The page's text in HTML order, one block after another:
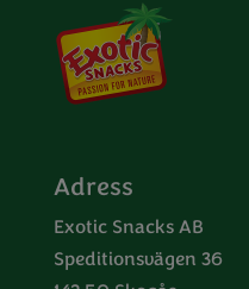
Adress
Exotic Snacks AB
Speditionsvägen 36